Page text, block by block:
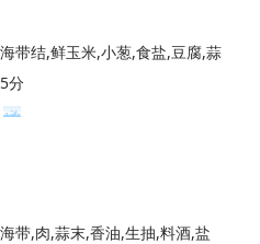
海带结,鲜玉米,小葱,食盐,豆腐,蒜
5分
海带,肉,蒜末,香油,生抽,料酒,盐